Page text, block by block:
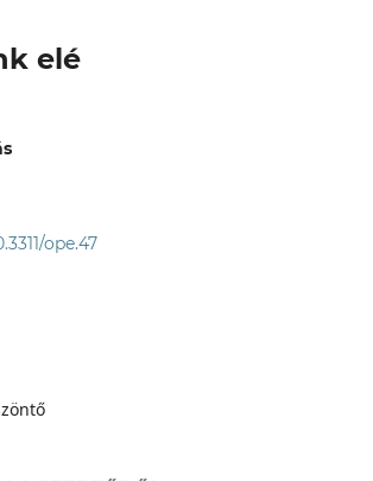
elé
ope.47